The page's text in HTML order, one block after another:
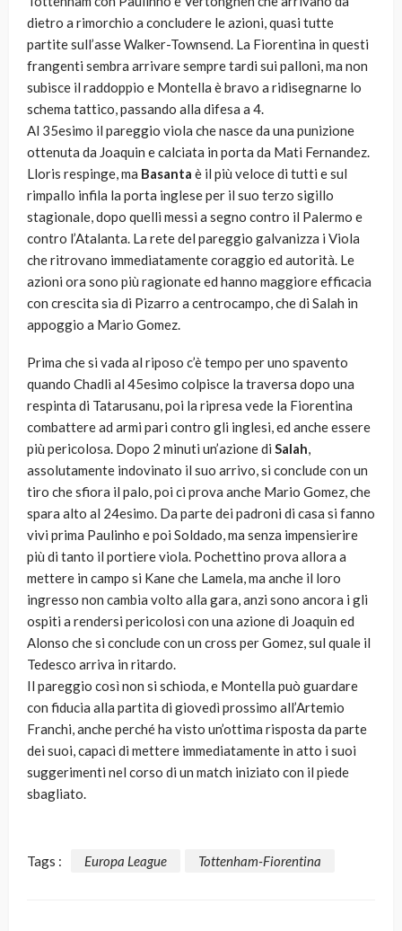
dietro a rimorchio a concludere le azioni, quasi tutte
partite sull’asse Walker-Townsend. La Fiorentina in questi
frangenti sembra arrivare sempre tardi sui palloni, ma non
subisce il raddoppio e Montella è bravo a ridisegnarne lo
schema tattico, passando alla difesa a 4.
Al 35esimo il pareggio viola che nasce da una punizione
ottenuta da Joaquin e calciata in porta da Mati Fernandez.
Lloris respinge, ma Basanta è il più veloce di tutti e sul
rimpallo infila la porta inglese per il suo terzo sigillo
stagionale, dopo quelli messi a segno contro il Palermo e
contro l’Atalanta. La rete del pareggio galvanizza i Viola
che ritrovano immediatamente coraggio ed autorità. Le
azioni ora sono più ragionate ed hanno maggiore efficacia
con crescita sia di Pizarro a centrocampo, che di Salah in
appoggio a Mario Gomez.
Prima che si vada al riposo c’è tempo per uno spavento
quando Chadli al 45esimo colpisce la traversa dopo una
respinta di Tatarusanu, poi la ripresa vede la Fiorentina
combattere ad armi pari contro gli inglesi, ed anche essere
più pericolosa. Dopo 2 minuti un’azione di Salah,
assolutamente indovinato il suo arrivo, si conclude con un
tiro che sfiora il palo, poi ci prova anche Mario Gomez, che
spara alto al 24esimo. Da parte dei padroni di casa si fanno
vivi prima Paulinho e poi Soldado, ma senza impensierire
più di tanto il portiere viola. Pochettino prova allora a
mettere in campo si Kane che Lamela, ma anche il loro
ingresso non cambia volto alla gara, anzi sono ancora i gli
ospiti a rendersi pericolosi con una azione di Joaquin ed
Alonso che si conclude con un cross per Gomez, sul quale il
Tedesco arriva in ritardo.
Il pareggio così non si schioda, e Montella può guardare
con fiducia alla partita di giovedì prossimo all’Artemio
Franchi, anche perché ha visto un’ottima risposta da parte
dei suoi, capaci di mettere immediatamente in atto i suoi
suggerimenti nel corso di un match iniziato con il piede
sbagliato.
Tags : Europa League Tottenham-Fiorentina